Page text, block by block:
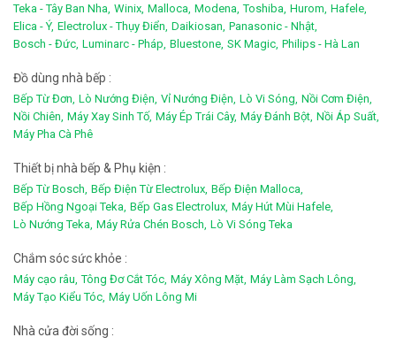
Teka - Tây Ban Nha, Winix, Malloca, Modena, Toshiba, Hurom, Hafele,
Elica - Ý, Electrolux - Thụy Điển, Daikiosan, Panasonic - Nhật,
Bosch - Đức, Luminarc - Pháp, Bluestone, SK Magic, Philips - Hà Lan
Đồ dùng nhà bếp :
Bếp Từ Đơn, Lò Nướng Điện, Vỉ Nướng Điện, Lò Vi Sóng, Nồi Cơm Điện,
Nồi Chiên, Máy Xay Sinh Tố, Máy Ép Trái Cây, Máy Đánh Bột, Nồi Áp Suất,
Máy Pha Cà Phê
Thiết bị nhà bếp & Phụ kiện :
Bếp Từ Bosch, Bếp Điện Từ Electrolux, Bếp Điện Malloca,
Bếp Hồng Ngoại Teka, Bếp Gas Electrolux, Máy Hút Mùi Hafele,
Lò Nướng Teka, Máy Rửa Chén Bosch, Lò Vi Sóng Teka
Chắm sóc sức khỏe :
Máy cạo râu, Tông Đơ Cắt Tóc, Máy Xông Mặt, Máy Làm Sạch Lông,
Máy Tạo Kiểu Tóc, Máy Uốn Lông Mi
Nhà cửa đời sống :